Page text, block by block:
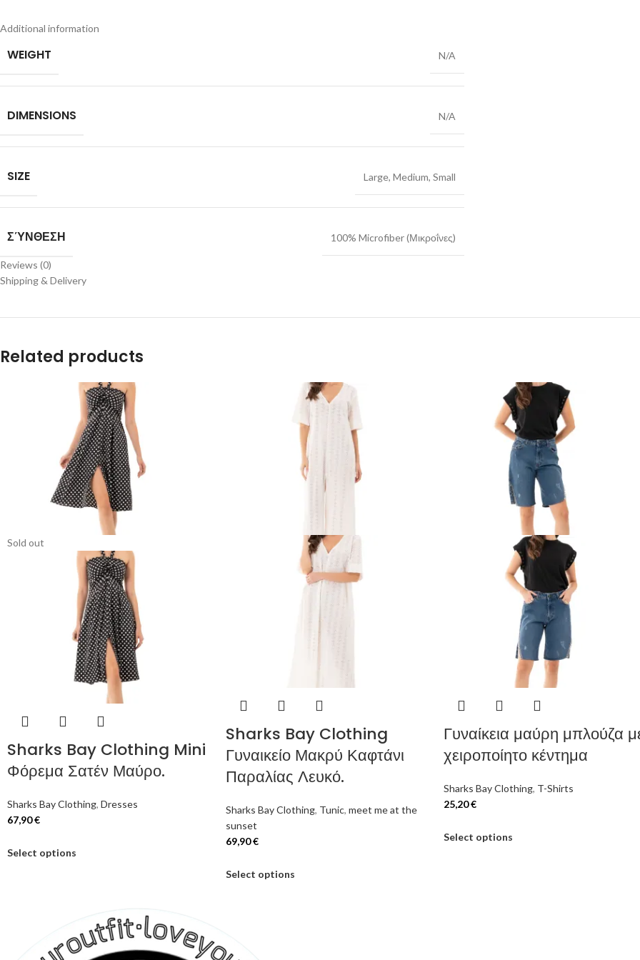
Additional information
WEIGHT N/A
DIMENSIONS N/A
SIZE Large, Medium, Small
ΣΎΝΘΕΣΗ 100% Microfiber (Μικροΐνες)
Reviews (0)
Shipping & Delivery
Related products
Sold out
Sharks Bay Clothing Mini
Φόρεμα Σατέν Μαύρο.
Sharks Bay Clothing, Dresses
67,90€
Select options
Sharks Bay Clothing
Γυναικείο Μακρύ Καφτάνι
Παραλίας Λευκό.
Sharks Bay Clothing, Tunic, meet me at the
sunset
69,90€
Select options
Γυναίκεια μαύρη μπλούζα
χειροποίητο κέντημα
Sharks Bay Clothing, T-Shirts
25,20€
Select options